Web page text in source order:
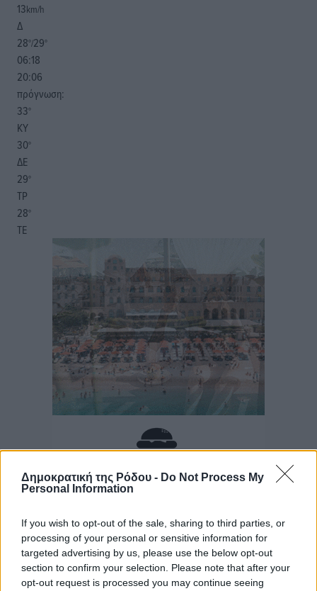
Δημοκρατική της Ρόδου - Do Not Process My
Personal Information
If you wish to opt-out of the sale, sharing to third parties, or
processing of your personal or sensitive information for
targeted advertising by us, please use the below opt-out
section to confirm your selection. Please note that after your
opt-out request is processed you may continue seeing
13km/h
Δ
28°/29°
06:18
20:06
πρόγνωση:
33°
ΚΥ
30°
ΔΕ
29°
ΤΡ
28°
ΤΕ